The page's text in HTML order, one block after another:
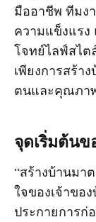
มืออาชีพ ทีมง
ความแข็งแรง
โจทย์ไลฟ์สไต
เพียงการสร้า
ตนและคุณภา
จุดเริ่มต้นข
“สร้างบ้านมา
ใจของเจ้าข
ประกายการก่